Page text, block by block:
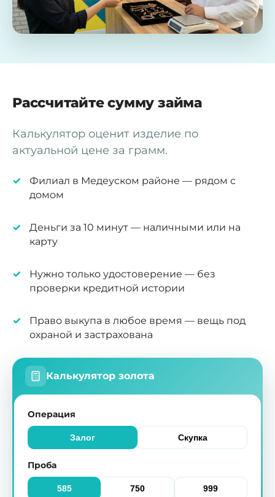
Рассчитайте сумму займа
Калькулятор оценит изделие по
актуальной цене за грамм.
Филиал в Медеуском районе — рядом с
домом
Деньги за 10 минут — наличными или на
карту
Нужно только удостоверение — без
проверки кредитной истории
Право выкупа в любое время — вещь под
охраной и застрахована
Калькулятор золота
Операция
Залог Скупка
Проба
585 750 999